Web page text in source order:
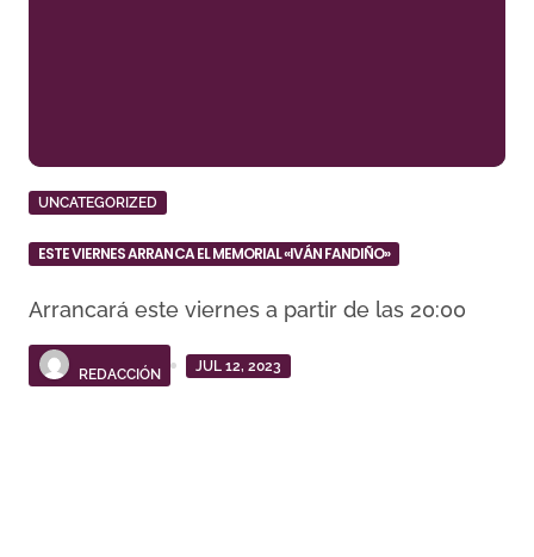
UNCATEGORIZED
ESTE VIERNES ARRANCA EL MEMORIAL «IVÁN FANDIÑO»
Arrancará este viernes a partir de las 20:00
REDACCIÓN
JUL 12, 2023